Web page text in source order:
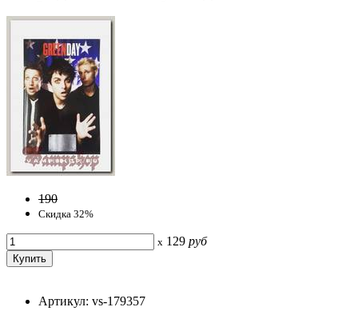
190
Скидка 32%
x 129 руб
Артикул: vs-179357